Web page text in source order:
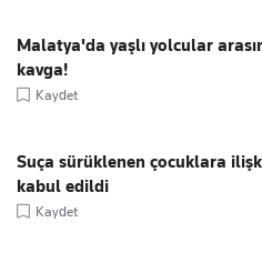
Malatya'da yaşlı yolcular
kavga!
Kaydet
Suça sürüklenen çocuklara
kabul edildi
Kaydet